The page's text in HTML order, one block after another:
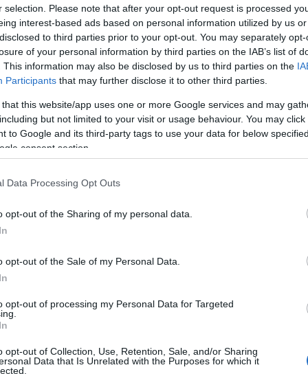
selection. Please note that after your opt-out request is processed
interest-based ads based on personal information utilized by us
to third parties prior to your opt-out. You may separately
of your personal information by third parties on the IAB’s list of
This information may also be disclosed by us to third parties on the
Participants that may further disclose it to other third parties.
that this website/app uses one or more Google services and may
but not limited to your visit or usage behaviour. You may
to Google and its third-party tags to use your data for below
consent section.
Data Processing Opt Outs
opt-out of the Sharing of my personal data.
opt-out of the Sale of my Personal Data.
opt-out of processing my Personal Data for Targeted
opt-out of Collection, Use, Retention, Sale, and/or Sharing
Data that Is Unrelated with the Purposes for which it
basta presentare ai Servizi
demanio marittimo larichiesta
e dalla cauzione.Gli interessati devono
istanza al Suape, lo Sportello unico per le
bisogno di un’ulteriore
parte degli uffici regionali. I Servizi regionali
sempre adottare “unprovvedimento di
interesse pubblico ostativo al
provvisoria”.
“considerata l’estrema varietà delle
che motivano la richiesta di tali
di nuove istanze che
dei relativi procedimenti, non
per la stagione imminente, a
La delibera
Comuni di aree demanialidestinate alla
svolgersi in una o più aree definite e
singole amministrazioni locali, dopo il
pluriennale e dietro corresponsione